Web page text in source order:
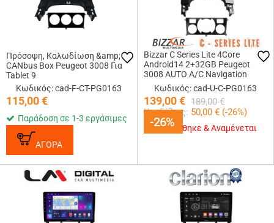
Πρόσοψη, Καλωδίωση &amp;
CANbus Box Peugeot 3008 Για
Tablet 9
Κωδικός: cad-F-CT-PG0163
115,00€
Παράδοση σε 1-3 εργάσιμες
ΑΓΟΡΑ
-26%
Bizzar C Series Lite 4Core
Android14 2+32GB Peugeot
3008 AUTO A/C Navigation
Multimedia Tablet 9
Κωδικός: cad-U-C-PG0163
139,00€ 189,00 €
Κερδίζεις: 50,00 € (-26%)
-26%
Εξαντλήθηκε & Αναμένεται